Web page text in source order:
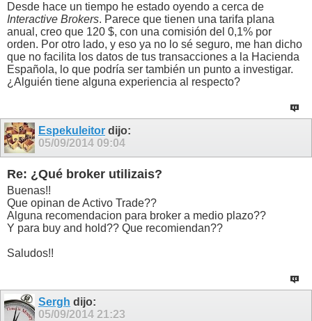
Desde hace un tiempo he estado oyendo a cerca de
Interactive Brokers. Parece que tienen una tarifa plana
anual, creo que 120 $, con una comisión del 0,1% por
orden. Por otro lado, y eso ya no lo sé seguro, me han dicho
que no facilita los datos de tus transacciones a la Hacienda
Española, lo que podría ser también un punto a investigar.
¿Alguién tiene alguna experiencia al respecto?
Espekuleitor dijo:
05/09/2014 09:04
Re: ¿Qué broker utilizais?
Buenas!!
Que opinan de Activo Trade??
Alguna recomendacion para broker a medio plazo??
Y para buy and hold?? Que recomiendan??
Saludos!!
Sergh dijo:
05/09/2014 21:23